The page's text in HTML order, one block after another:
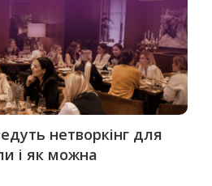
нетворкінг для
і як можна